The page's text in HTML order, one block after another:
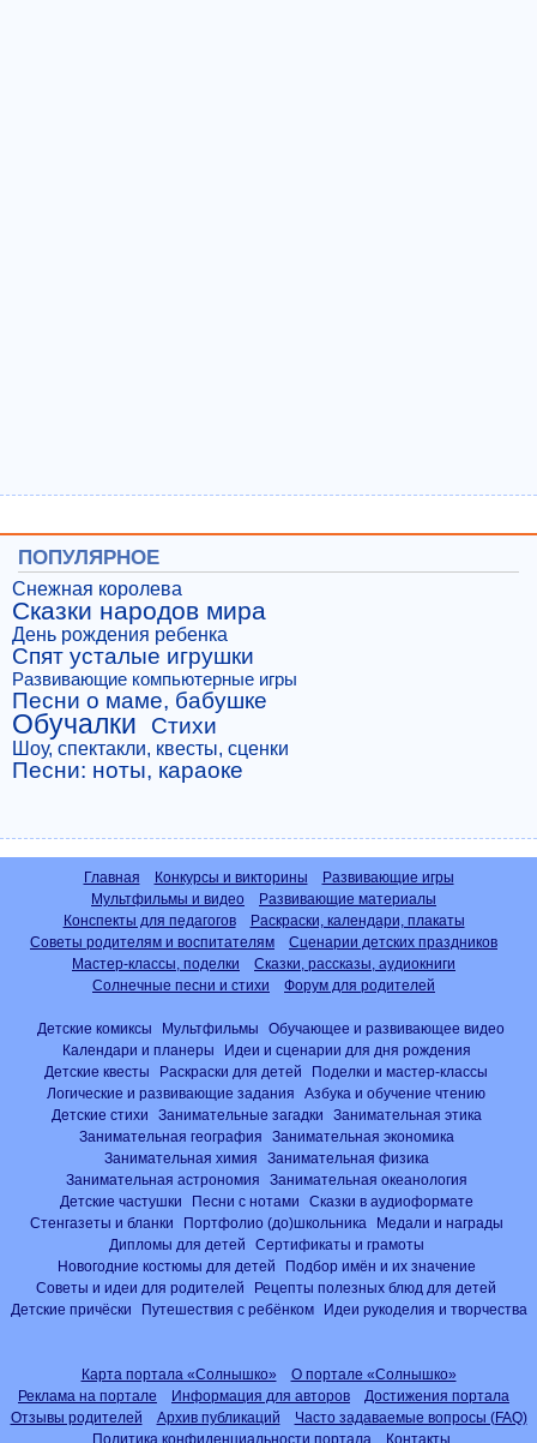
ПОПУЛЯРНОЕ
Снежная королева
Сказки народов мира
День рождения ребенка
Спят усталые игрушки
Развивающие компьютерные игры
Песни о маме, бабушке
Обучалки Стихи
Шоу, спектакли, квесты, сценки
Песни: ноты, караоке
Главная Конкурсы и викторины
Развивающие игры
Мультфильмы и видео
Развивающие материалы
Конспекты для педагогов
Раскраски, календари, плакаты
Советы родителям и воспитателям
Сценарии детских праздников
Мастер-классы, поделки
Сказки, рассказы, аудиокниги
Солнечные песни и стихи
Форум для родителей
Детские комиксы Мультфильмы
Обучающее и развивающее видео
Календари и планеры
Идеи и сценарии для дня рождения
Детские квесты
Раскраски для детей
Поделки и мастер-классы
Логические и развивающие задания
Азбука и обучение чтению
Детские стихи
Занимательные загадки
Занимательная этика
Занимательная география
Занимательная экономика
Занимательная химия
Занимательная физика
Занимательная астрономия
Занимательная океанология
Детские частушки
Песни с нотами
Сказки в аудиоформате
Стенгазеты и бланки
Портфолио (до)школьника
Медали и награды
Дипломы для детей
Сертификаты и грамоты
Новогодние костюмы для детей
Подбор имён и их значение
Советы и идеи для родителей
Рецепты полезных блюд для детей
Детские причёски
Путешествия с ребёнком Идеи рукоделия и творчества
Карта портала «Солнышко»
О портале «Солнышко»
Реклама на портале
Информация для авторов
Достижения портала
Отзывы родителей
Архив публикаций
Часто задаваемые вопросы (FAQ)
Политика конфиденциальности портала
Контакты